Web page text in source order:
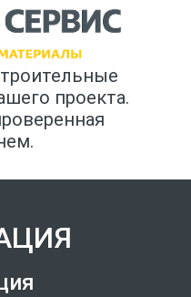
проекта.